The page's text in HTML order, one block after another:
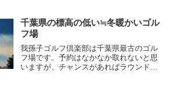
バンカーがあな...
千葉県の標高の低い≒冬暖かいゴル
フ場
我孫子ゴルフ倶楽部は千葉県最古のゴル
フ場です。予約はなかなか取れないと思
いますが、チャンスがあればラウンドし